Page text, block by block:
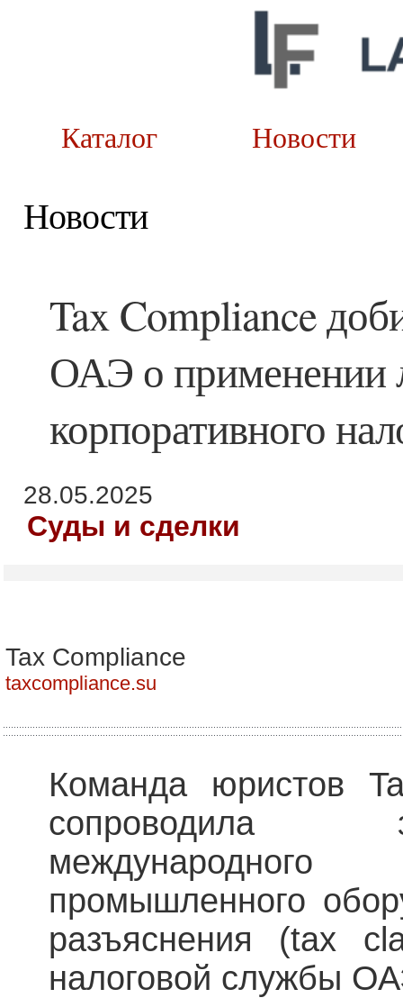
Каталог
Новости
Tax Compliance
ОАЭ о применении
корпоративного
28.05.2025
Суды и сделки
Tax Compliance
taxcompliance.su
Команда юристов
сопроводила
промышленного
разъяснения (tax
налоговой службы